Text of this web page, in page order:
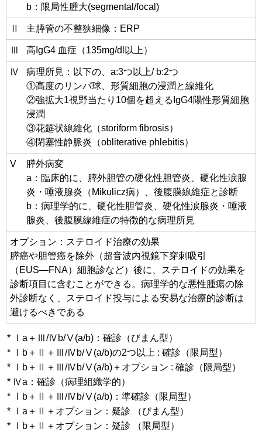
b：限局性腫大(segmental/focal)
Ⅱ 主膵管の不整狭細像：ERP
Ⅲ 高IgG4 血症（135mg/dl以上）
Ⅳ
病理所見：以下の、a:3つ以上/ b:2つ
①高度のリンパ球、形質細胞の浸潤と線維化
②強拡大1視野当たり10個を超えるIgG4陽性形質細胞
浸潤
③花筵状線維化（storiform fibrosis）
④閉塞性静脈炎（obliterative phlebitis）
V
膵外病変
a：臨床的に、膵外胆管の硬化性胆管炎、硬化性涙腺
炎・唾液腺炎（Mikulicz病）、後腹膜線維症と診断
b：病理学的に、硬化性胆管炎、硬化性涙腺炎・唾液
腺炎、後腹膜線維症の特徴的な病理所見
オプション：ステロイド治療の効果
膵癌や胆管癌を除外（超音波内視鏡下穿刺吸引
（EUS―FNA）細胞診など）後に、ステロイドの効果を
診断項目に含むことができる。病理学的な悪性腫瘍の除
外診断なく、ステロイド投与による安易な治療的診断は
避けるべきである
* Ⅰa＋Ⅲ/Ⅳb/Ⅴ(a/b)：確診（びまん型）
* Ⅰb＋Ⅱ＋Ⅲ/Ⅳb/Ⅴ(a/b)の2つ以上 : 確診（限局型）
* Ⅰb＋Ⅱ＋Ⅲ/Ⅳb/Ⅴ(a/b)＋オプション : 確診（限局型）
* Ⅳa：確診（病理組織学的）
* Ⅰb＋Ⅱ＋Ⅲ/Ⅳb/Ⅴ(a/b)：準確診（限局型）
* Ⅰa＋Ⅱ＋オプション：疑診 （びまん型）
* Ⅰb＋Ⅱ＋オプション：疑診 （限局型）